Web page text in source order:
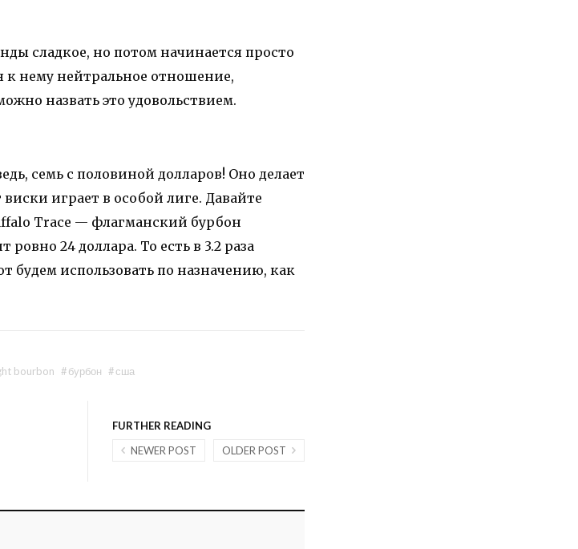
сладкое, но потом начинается просто
нему нейтральное отношение,
назвать это удовольствием.
семь с половиной долларов! Оно делает
играет в особой лиге. Давайте
Trace — флагманский бурбон
24 доллара. То есть в 3.2 раза
будем использовать по назначению, как
bourbon #бурбон #сша
FURTHER READING
OLDER POST
NEWER POST